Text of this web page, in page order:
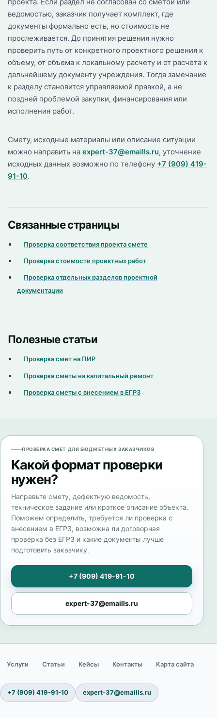
ведомостью, заказчик получает комплект, где
документы формально есть, но стоимость не
прослеживается. До принятия решения нужно
проверить путь от конкретного проектного решения к
объему, от объема к локальному расчету и от расчета к
дальнейшему документу учреждения. Тогда замечание
к разделу становится управляемой правкой, а не
поздней проблемой закупки, финансирования или
исполнения работ.
Смету, исходные материалы или описание ситуации
можно направить на expert-37@emaills.ru, уточнение
исходных данных возможно по телефону +7 (909) 419-
91-10.
Связанные страницы
Проверка соответствия проекта смете
Проверка стоимости проектных работ
Проверка отдельных разделов проектной
документации
Полезные статьи
Проверка смет на ПИР
Проверка сметы на капитальный ремонт
Проверка сметы с внесением в ЕГРЗ
ПРОВЕРКА СМЕТ ДЛЯ БЮДЖЕТНЫХ ЗАКАЗЧИКОВ
Какой формат проверки
нужен?
Направьте смету, дефектную ведомость,
техническое задание или краткое описание объекта.
Поможем определить, требуется ли проверка с
внесением в ЕГРЗ, возможна ли договорная
проверка без ЕГРЗ и какие документы лучше
подготовить заказчику.
+7 (909) 419-91-10
expert-37@emaills.ru
Услуги Статьи Кейсы Контакты Карта сайта
+7 (909) 419-91-10 expert-37@emaills.ru